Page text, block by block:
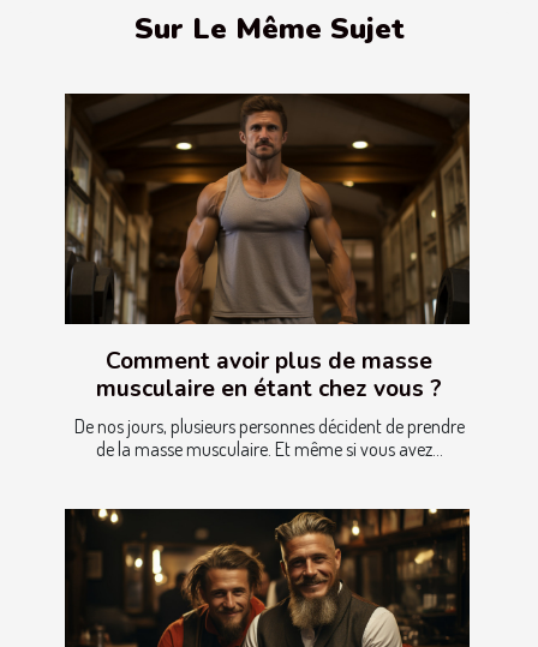
Sur Le Même Sujet
Comment avoir plus de masse
musculaire en étant chez vous ?
De nos jours, plusieurs personnes décident de prendre
de la masse musculaire. Et même si vous avez...